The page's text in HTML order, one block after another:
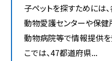
子ペットを探すためには
動物愛護センターや保健
動物病院等で情報提供を
こでは、47都道府県...